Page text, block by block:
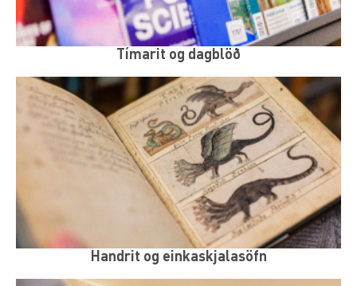
Tímarit og dagblöð
Handrit og einkaskjalasöfn